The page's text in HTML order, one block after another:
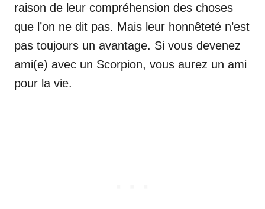
raison de leur compréhension des choses
que l’on ne dit pas. Mais leur honnêteté n’est
pas toujours un avantage. Si vous devenez
ami(e) avec un Scorpion, vous aurez un ami
pour la vie.